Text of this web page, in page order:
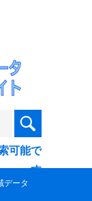
可能で
す
データ